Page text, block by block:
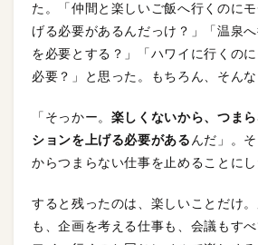
た。「仲間と楽しいご飯へ行くのに
げる必要があるんだっけ？」「温泉
を必要とする？」「ハワイに行くの
必要？」と思った。もちろん、そんな
「そっかー。 楽しくないから、つま
ションを上げる必要がある んだ」。
からつまらない仕事を止めることにし
すると残ったのは、楽しいことだけ
も、企画を考える仕事も、会議もす